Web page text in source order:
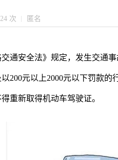
次 匿名
交通安全法》规定，发生交通
200元以上2000元以下罚款
重新取得机动车驾驶证。